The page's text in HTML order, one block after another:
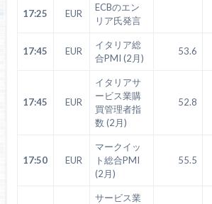
17:25 EUR
ECBのエン
リア氏発言
17:45 EUR
イタリア総
合PMI (2月)
53.6
17:45 EUR
イタリアサ
ービス業購
買管理者指
数 (2月)
52.8
17:50 EUR
マークイッ
ト総合PMI
(2月)
55.5
サービス業